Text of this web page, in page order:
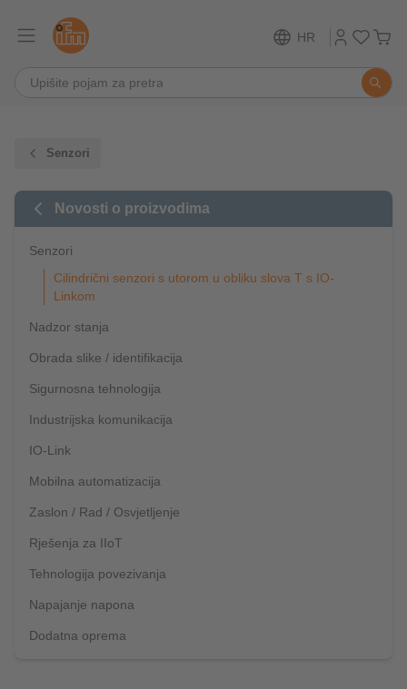
HR
Senzori
Novosti o proizvodima
Senzori
Cilindrični senzori s utorom u obliku slova T s IO-
Linkom
Nadzor stanja
Obrada slike / identifikacija
Sigurnosna tehnologija
Industrijska komunikacija
IO-Link
Mobilna automatizacija
Zaslon / Rad / Osvjetljenje
Rješenja za IIoT
Tehnologija povezivanja
Napajanje napona
Dodatna oprema